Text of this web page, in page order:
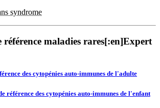
syndrome
référence maladies rares[:en]Expert
des cytopénies auto-immunes de l'adulte
référence des cytopénies auto-immunes de l'enfant